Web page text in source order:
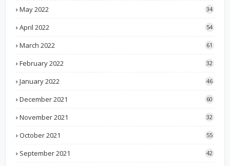
May 2022 34
April 2022 54
March 2022 61
February 2022 32
January 2022 46
December 2021 60
November 2021 32
October 2021 55
September 2021 42